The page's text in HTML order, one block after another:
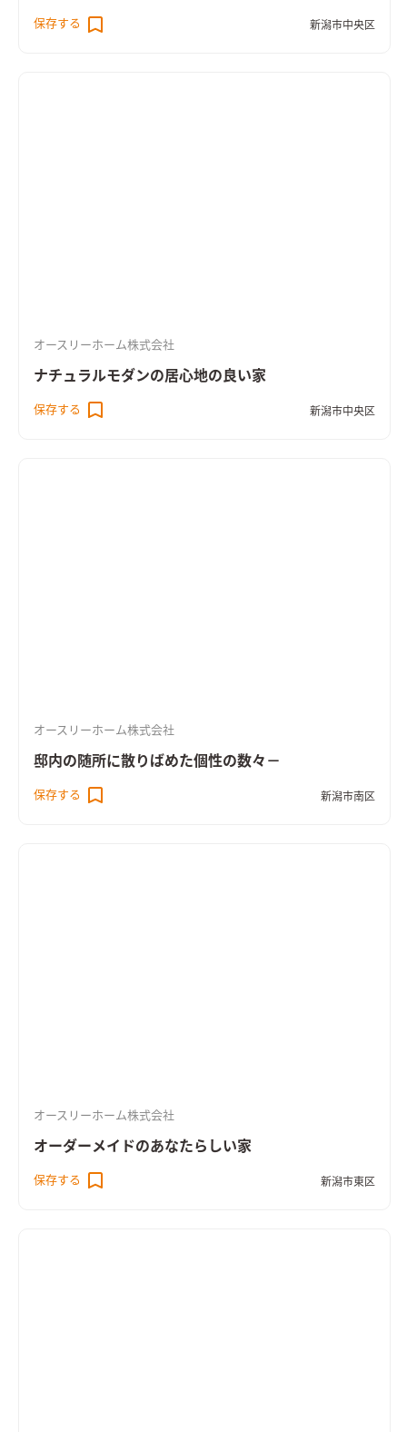
フスタイルの変化にも対応できるゆとりのプランニング ・2階に
保存する 新潟市中央区
オースリーホーム株式会社
ナチュラルモダンの居心地の良い家
保存する 新潟市中央区
オースリーホーム株式会社
邸内の随所に散りばめた個性の数々－
保存する 新潟市南区
オースリーホーム株式会社
オーダーメイドのあなたらしい家
保存する 新潟市東区